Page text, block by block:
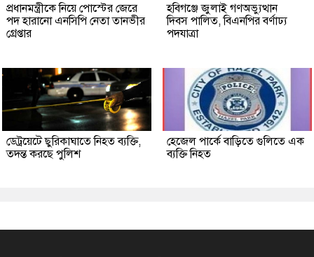
প্রধানমন্ত্রীকে নিয়ে পোস্টের জেরে
পদ হারানো এনসিপি নেতা তানভীর
গ্রেপ্তার
হবিগঞ্জে জুলাই গণঅভ্যুত্থান
দিবস পালিত, বিএনপির বর্ণাঢ্য
পদযাত্রা
ডেট্রয়েটে ছুরিকাঘাতে নিহত ব্যক্তি,
তদন্ত করছে পুলিশ
হেজেল পার্কে বাড়িতে গুলিতে এক
ব্যক্তি নিহত